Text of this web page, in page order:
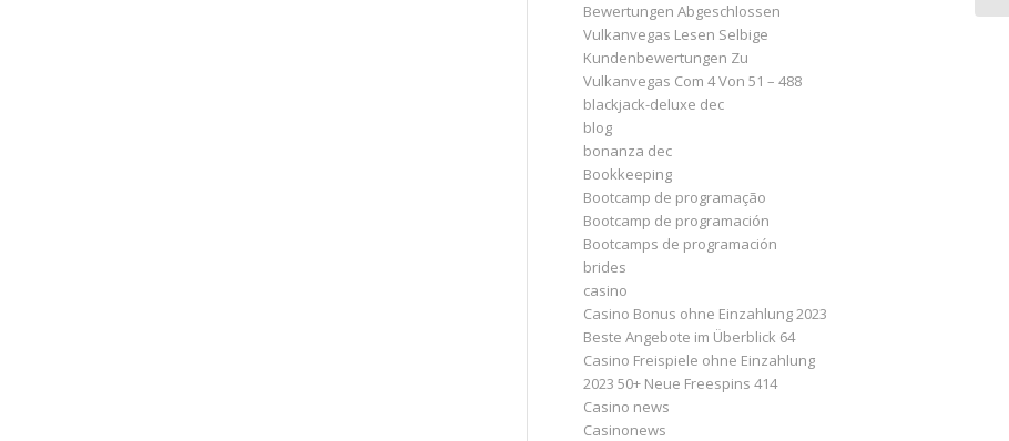
Bewertungen Abgeschlossen
Vulkanvegas Lesen Selbige
Kundenbewertungen Zu
Vulkanvegas Com 4 Von 51 – 488
blackjack-deluxe dec
blog
bonanza dec
Bookkeeping
Bootcamp de programação
Bootcamp de programación
Bootcamps de programación
brides
casino
Casino Bonus ohne Einzahlung 2023 ️
Beste Angebote im Überblick 64
Casino Freispiele ohne Einzahlung
2023 50+ Neue Freespins 414
Casino news
Casinonews